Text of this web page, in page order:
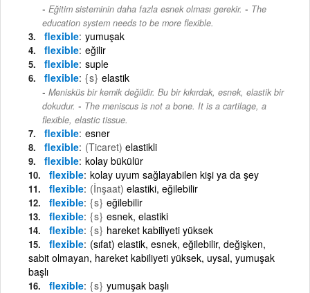
Eğitim sisteminin daha fazla esnek olması gerekir. - The
education system needs to be more flexible.
flexible yumuşak
flexible eğilir
flexible suple
flexible {s} elastik
Menisküs bir kemik değildir. Bu bir kıkırdak, esnek, elastik bir
dokudur. - The meniscus is not a bone. It is a cartilage, a
flexible, elastic tissue.
flexible esner
flexible (Ticaret) elastikli
flexible kolay bükülür
flexible kolay uyum sağlayabilen kişi ya da şey
flexible (İnşaat) elastiki, eğilebilir
flexible {s} eğilebilir
flexible {s} esnek, elastiki
flexible {s} hareket kabiliyeti yüksek
flexible (sıfat) elastik, esnek, eğilebilir, değişken,
sabit olmayan, hareket kabiliyeti yüksek, uysal, yumuşak
başlı
flexible {s} yumuşak başlı